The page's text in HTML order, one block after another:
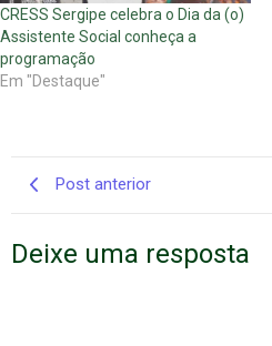
CRESS Sergipe celebra o Dia da (o)
Assistente Social conheça a
programação
Em "Destaque"
Post anterior
Deixe uma resposta